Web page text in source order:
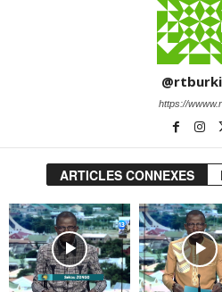
https://
ARTICLES CONNEXES